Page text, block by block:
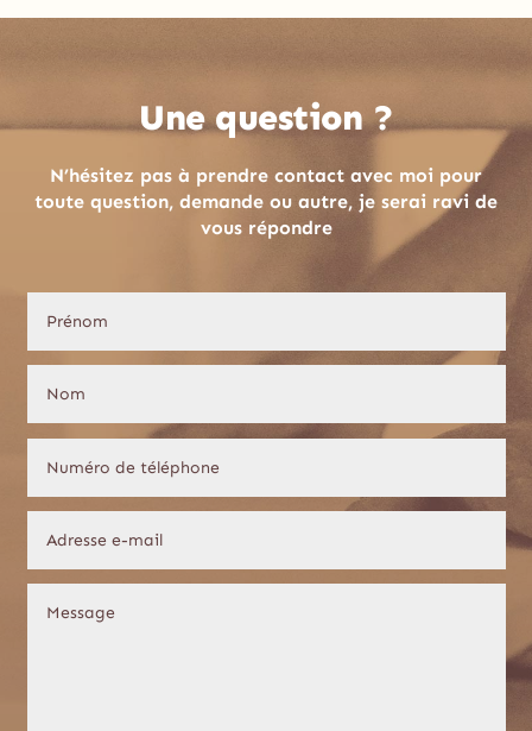
Une question ?
N’hésitez pas à prendre contact avec moi pour
toute question, demande ou autre, je serai ravi de
vous répondre